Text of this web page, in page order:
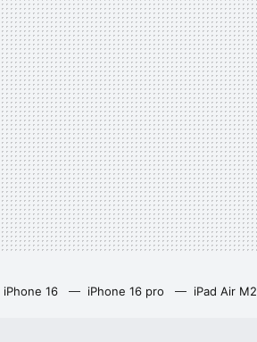
iPhone 16 iPhone 16 pro iPad Air